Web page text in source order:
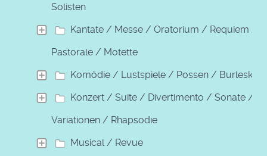
Solisten
Kantate / Messe / Oratorium / Requiem /
Pastorale / Motette
Komödie / Lustspiele / Possen / Burleske
Konzert / Suite / Divertimento / Sonate /
Variationen / Rhapsodie
Musical / Revue